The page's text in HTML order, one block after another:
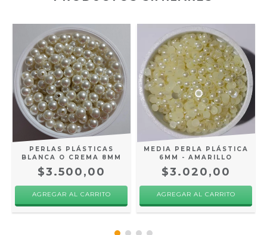
PERLAS PLÁSTICAS
BLANCA O CREMA 8MM
$3.500,00
AGREGAR AL CARRITO
MEDIA PERLA PLÁSTICA
6MM - AMARILLO
$3.020,00
AGREGAR AL CARRITO